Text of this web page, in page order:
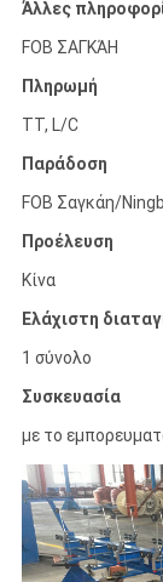
Άλλες
FOB ΣΑΓΚΆΗ
Πληρωμή
TT, L/C
Παράδοση
FOB Σαγκάη/
Προέλευση
Κίνα
Ελάχιστη
1 σύνολο
Συσκευασία
με το